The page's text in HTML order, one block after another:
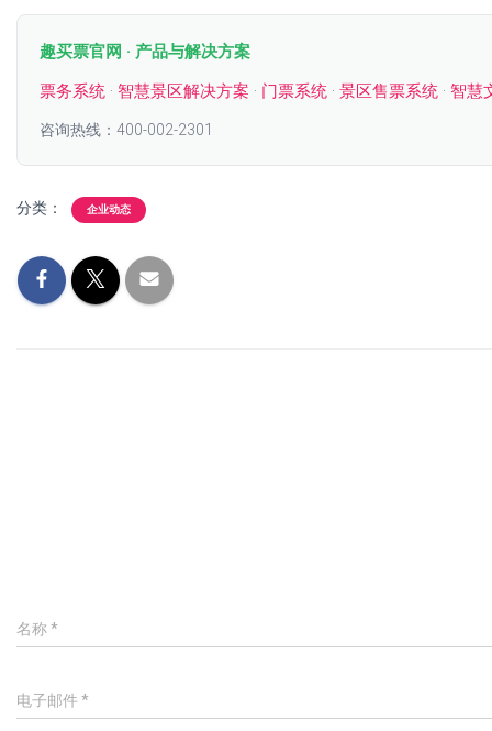
趣买票官网 · 产品与解决方案
票务系统 · 智慧景区解决方案 · 门票系统 · 景区售票系统 · 智慧
咨询热线：400-002-2301
分类： 企业动态
名称*
电子邮件 *